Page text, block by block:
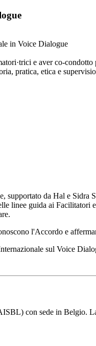
in Voice Dialogue
e aver co-condotto
pratica, etica e
supportato da Hal e
linee guida ai Facilitatori
l'Accordo e
sul Voice
con sede in Belgio.